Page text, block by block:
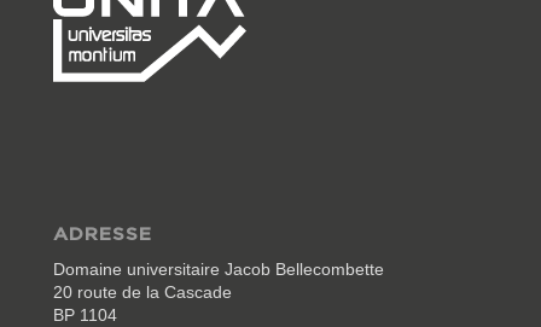
ADRESSE
Domaine universitaire Jacob Bellecombette
20 route de la Cascade
BP 1104